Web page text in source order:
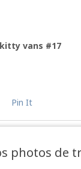
vans #17
Pin It
photos de